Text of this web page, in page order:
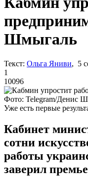
Шмыгаль
Текст: Ольга Яниви, 5
1
10096
Фото: Telegram/Денис
Уже есть первые
Кабинет
сотни
работы
заверил